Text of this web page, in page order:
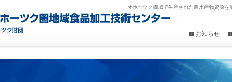
オホーツク圏域で生産された農水産物資源を
お知らせ